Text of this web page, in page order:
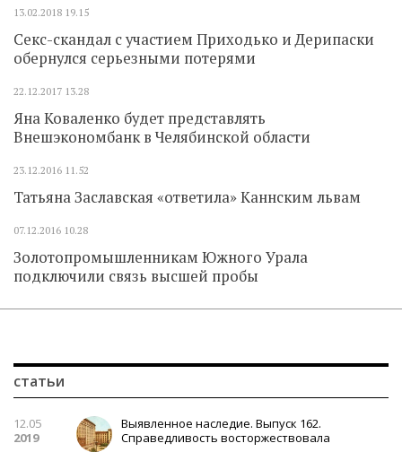
13.02.2018 19.15
Секс-скандал с участием Приходько и Дерипаски
обернулся серьезными потерями
22.12.2017 13.28
Яна Коваленко будет представлять
Внешэкономбанк в Челябинской области
23.12.2016 11.52
Татьяна Заславская «ответила» Каннским львам
07.12.2016 10.28
Золотопромышленникам Южного Урала
подключили связь высшей пробы
статьи
12.05
2019
Выявленное наследие. Выпуск 162.
Справедливость восторжествовала